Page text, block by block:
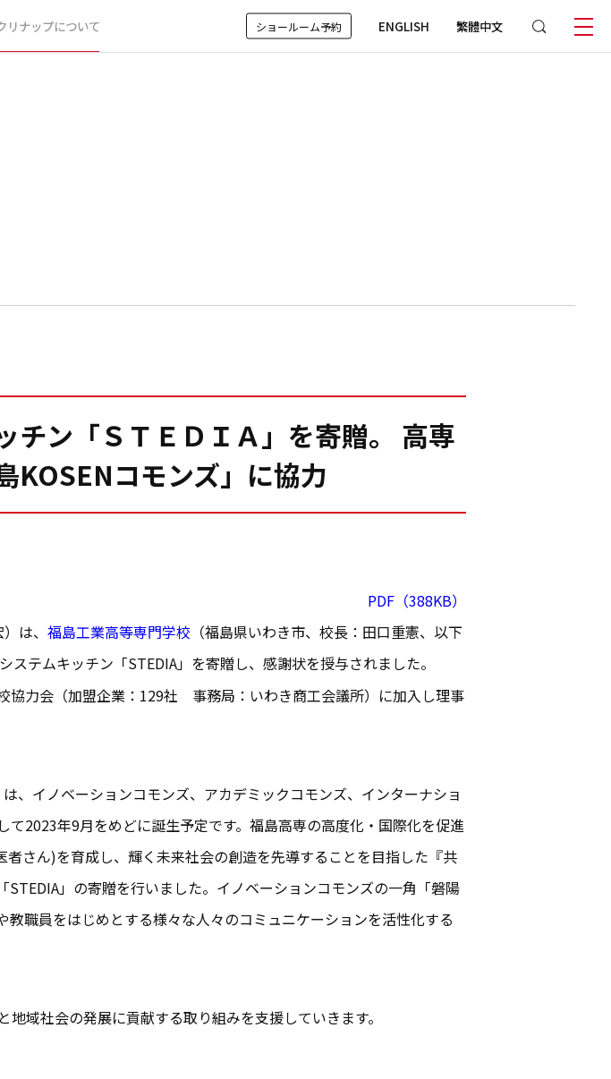
リナップについて ショールーム予約 ENGLISH 繁體中文
チン「ＳＴＥＤＩＡ」を寄贈。 高専
KOSENコモンズ」に協力
PDF（388KB）
は、 福島工業高等専門学校 （福島県いわき市、校長：田口重憲、以下
テムキッチン「STEDIA」を寄贈し、感謝状を授与されました。
協力会（加盟企業：129社 事務局：いわき商工会議所）に加入し理事
は、イノベーションコモンズ、アカデミックコモンズ、インターナショ
2023年9月をめどに誕生予定です。福島高専の高度化・国際化を促進
さん)を育成し、輝く未来社会の創造を先導することを目指した『共
」の寄贈を行いました。イノベーションコモンズの一角「磐陽
職員をはじめとする様々な人々のコミュニケーションを活性化する
域社会の発展に貢献する取り組みを支援していきます。